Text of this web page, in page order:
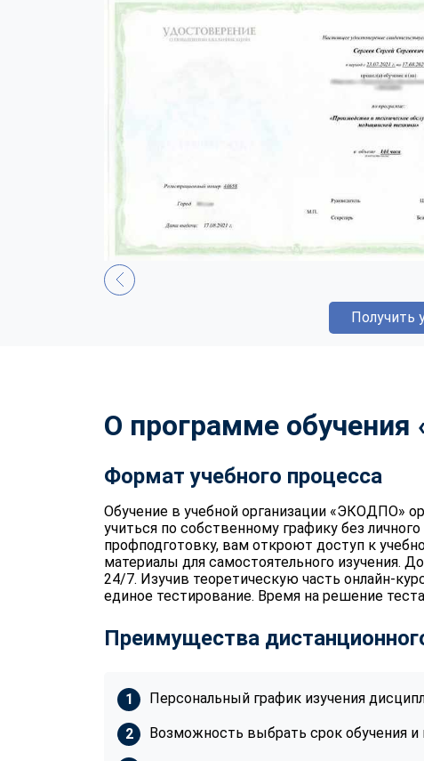
Получить
О программе обучения
Формат учебного процесса
Обучение в учебной организации «ЭКОДПО»
учиться по собственному графику без
профподготовку, вам откроют доступ к
материалы для самостоятельного изучения.
24/7. Изучив теоретическую часть онлайн-
единое тестирование. Время на решение
Преимущества
Персональный график изучения
Возможность выбрать срок обучения и